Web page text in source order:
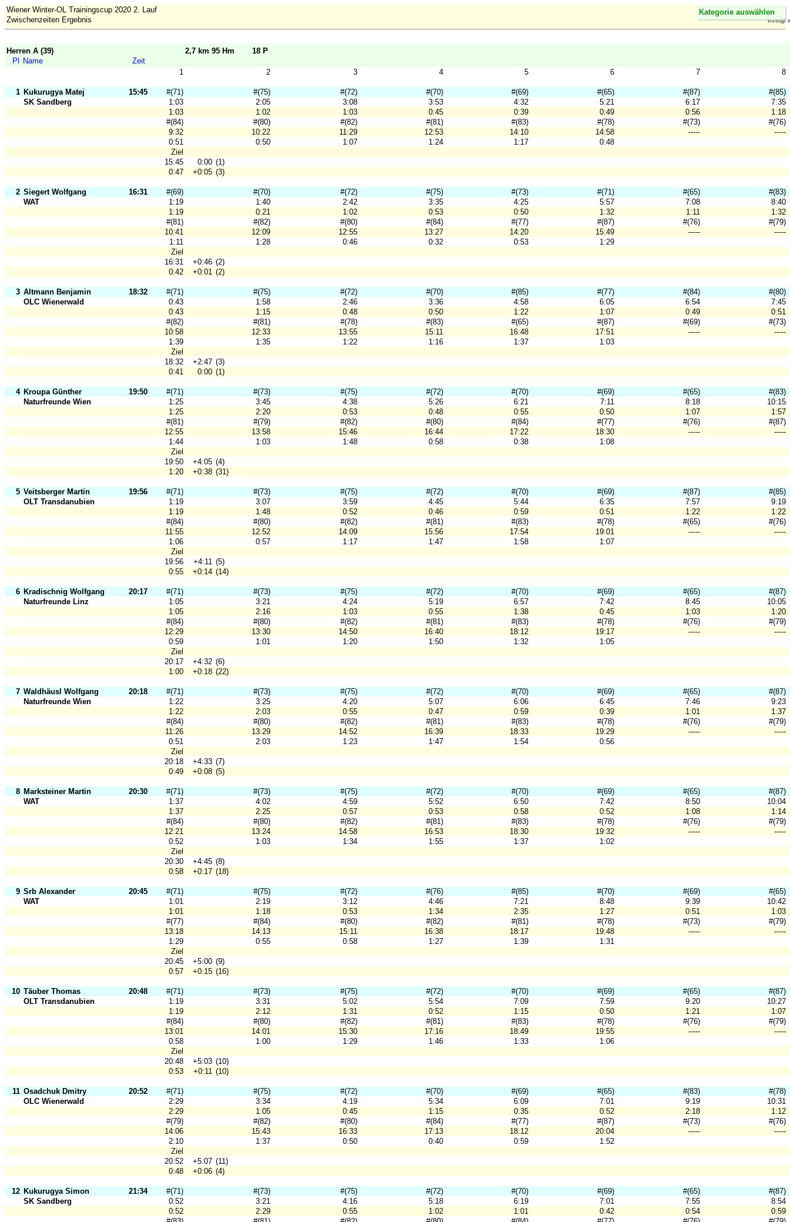
Wiener Winter-OL Trainingscup 2020 2. Lauf
Zwischenzeiten Ergebnis
erzeugt
Herren A (39) 2,7 km 95 Hm
18 P
Pl
Name
Zeit
1
2 3 4 5 6 7 8
1 Kukurugya Matej 15:45 #(71) #(75) #(72) #(70) #(69) #(65) #(87)
#(85)
SK Sandberg
1:03 2:05 3:08 3:53 4:32 5:21 6:17
7:35
1:03
1:02 1:03 0:45 0:39 0:49 0:56
1:18
#(84)
#(80) #(82) #(81) #(83) #(78) #(73)
#(76)
9:32
10:22 11:29 12:53 14:10 14:58 -----
-----
0:51
0:50 1:07 1:24 1:17
0:48
Ziel
15:45
0:00 (1)
0:47
+0:05 (3)
2 Siegert Wolfgang 16:31 #(69) #(70) #(72) #(75) #(73) #(71) #(65)
#(83)
WAT
1:19 1:40 2:42 3:35 4:25 5:57 7:08
8:40
1:19
0:21 1:02 0:53 0:50 1:32 1:11
1:32
#(81)
#(82) #(80) #(84) #(77) #(87) #(76)
#(79)
10:41
12:09 12:55 13:27 14:20 15:49 -----
-----
1:11
1:28 0:46 0:32 0:53
1:29
Ziel
16:31
+0:46 (2)
0:42
+0:01 (2)
3 Altmann Benjamin 18:32 #(71) #(75) #(72) #(70) #(85) #(77) #(84)
#(80)
OLC Wienerwald
0:43 1:58 2:46 3:36 4:58 6:05 6:54
7:45
0:43
1:15 0:48 0:50 1:22 1:07 0:49
0:51
#(82)
#(81) #(78) #(83) #(65) #(87) #(69)
#(73)
10:58
12:33 13:55 15:11 16:48 17:51 -----
-----
1:39
1:35 1:22 1:16 1:37
1:03
Ziel
18:32
+2:47 (3)
0:41
0:00 (1)
4 Kroupa Günther 19:50 #(71) #(73) #(75) #(72) #(70) #(69) #(65)
#(83)
Naturfreunde Wien
1:25 3:45 4:38 5:26 6:21 7:11 8:18
10:15
1:25
2:20 0:53 0:48 0:55 0:50 1:07
1:57
#(81)
#(79) #(82) #(80) #(84) #(77) #(76)
#(87)
12:55
13:58 15:46 16:44 17:22 18:30 -----
-----
1:44
1:03 1:48 0:58 0:38
1:08
Ziel
19:50
+4:05 (4)
1:20
+0:38 (31)
5 Veitsberger Martin 19:56 #(71) #(73) #(75) #(72) #(70) #(69) #(87)
#(85)
OLT Transdanubien
1:19 3:07 3:59 4:45 5:44 6:35 7:57
9:19
1:19
1:48 0:52 0:46 0:59 0:51 1:22
1:22
#(84)
#(80) #(82) #(81) #(83) #(78) #(65)
#(76)
11:55
12:52 14:09 15:56 17:54 19:01 -----
-----
1:06
0:57 1:17 1:47 1:58
1:07
Ziel
19:56
+4:11 (5)
0:55
+0:14 (14)
6 Kradischnig Wolfgang 20:17 #(71) #(73) #(75) #(72) #(70) #(69) #(65)
#(87)
Naturfreunde Linz
1:05 3:21 4:24 5:19 6:57 7:42 8:45
10:05
1:05
2:16 1:03 0:55 1:38 0:45 1:03
1:20
#(84)
#(80) #(82) #(81) #(83) #(78) #(76)
#(79)
12:29
13:30 14:50 16:40 18:12 19:17 -----
-----
0:59
1:01 1:20 1:50 1:32
1:05
Ziel
20:17
+4:32 (6)
1:00
+0:18 (22)
7 Waldhäusl Wolfgang 20:18 #(71) #(73) #(75) #(72) #(70) #(69) #(65)
#(87)
Naturfreunde Wien
1:22 3:25 4:20 5:07 6:06 6:45 7:46
9:23
1:22
2:03 0:55 0:47 0:59 0:39 1:01
1:37
#(84)
#(80) #(82) #(81) #(83) #(78) #(76)
#(79)
11:26
13:29 14:52 16:39 18:33 19:29 -----
-----
0:51
2:03 1:23 1:47 1:54
0:56
Ziel
20:18
+4:33 (7)
0:49
+0:08 (5)
8 Marksteiner Martin 20:30 #(71) #(73) #(75) #(72) #(70) #(69) #(65)
#(87)
WAT
1:37 4:02 4:59 5:52 6:50 7:42 8:50
10:04
1:37
2:25 0:57 0:53 0:58 0:52 1:08
1:14
#(84)
#(80) #(82) #(81) #(83) #(78) #(76)
#(79)
12:21
13:24 14:58 16:53 18:30 19:32 -----
-----
0:52
1:03 1:34 1:55 1:37
1:02
Ziel
20:30
+4:45 (8)
0:58
+0:17 (18)
9 Srb Alexander 20:45 #(71) #(75) #(72) #(76) #(85) #(70) #(69)
#(65)
WAT
1:01 2:19 3:12 4:46 7:21 8:48 9:39
10:42
1:01
1:18 0:53 1:34 2:35 1:27 0:51
1:03
#(77)
#(84) #(80) #(82) #(81) #(78) #(73)
#(79)
13:18
14:13 15:11 16:38 18:17 19:48 -----
-----
1:29
0:55 0:58 1:27 1:39
1:31
Ziel
20:45
+5:00 (9)
0:57
+0:15 (16)
10 Täuber Thomas 20:48 #(71) #(73) #(75) #(72) #(70) #(69) #(65)
#(87)
OLT Transdanubien
1:19 3:31 5:02 5:54 7:09 7:59 9:20
10:27
1:19
2:12 1:31 0:52 1:15 0:50 1:21
1:07
#(84)
#(80) #(82) #(81) #(83) #(78) #(76)
#(79)
13:01
14:01 15:30 17:16 18:49 19:55 -----
-----
0:58
1:00 1:29 1:46 1:33
1:06
Ziel
20:48
+5:03 (10)
0:53
+0:11 (10)
11 Osadchuk Dmitry 20:52 #(71) #(75) #(72) #(70) #(69) #(65) #(83)
#(78)
OLC Wienerwald
2:29 3:34 4:19 5:34 6:09 7:01 9:19
10:31
2:29
1:05 0:45 1:15 0:35 0:52 2:18
1:12
#(79)
#(82) #(80) #(84) #(77) #(87) #(73)
#(76)
14:06
15:43 16:33 17:13 18:12 20:04 -----
-----
2:10
1:37 0:50 0:40 0:59
1:52
Ziel
20:52
+5:07 (11)
0:48
+0:06 (4)
12 Kukurugya Simon 21:34 #(71) #(73) #(75) #(72) #(70) #(69) #(65)
#(87)
SK Sandberg
0:52 3:21 4:16 5:18 6:19 7:01 7:55
8:54
0:52
2:29 0:55 1:02 1:01 0:42 0:54
0:59
Kategorie auswählen